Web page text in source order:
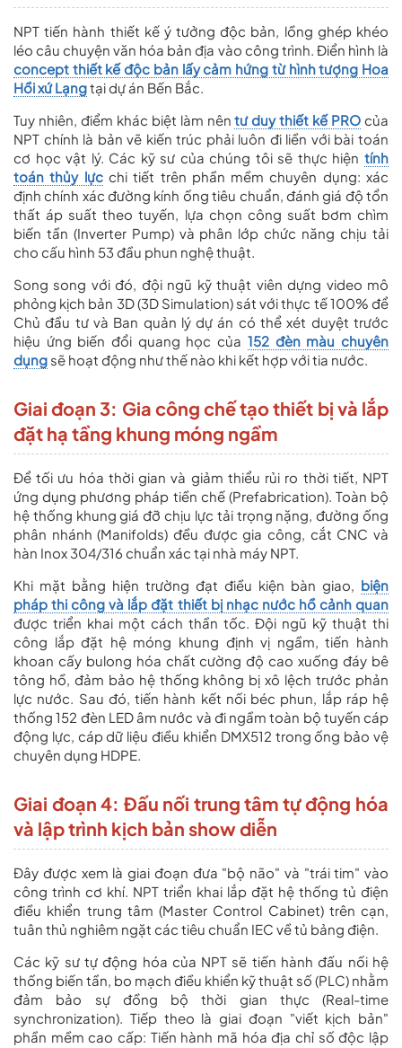
NPT tiến hành thiết kế ý tưởng độc bản, lồng ghép khéo
léo câu chuyện văn hóa bản địa vào công trình. Điển hình là
concept thiết kế độc bản lấy cảm hứng từ hình tượng Hoa
Hồi xứ Lạngtại dự án Bến Bắc.
Tuy nhiên, điểm khác biệt làm nêntư duy thiết kế PRO của
NPT chính là bản vẽ kiến trúc phải luôn đi liền với bài toán
cơ học vật lý. Các kỹ sư của chúng tôi sẽ thực hiện tính
toán thủy lựcchi tiết trên phần mềm chuyên dụng: xác
định chính xác đường kính ống tiêu chuẩn, đánh giá độ tổn
thất áp suất theo tuyến, lựa chọn công suất bơm chìm
biến tần (Inverter Pump) và phân lớp chức năng chịu tải
cho cấu hình 53 đầu phun nghệ thuật.
Song song với đó, đội ngũ kỹ thuật viên dựng video mô
phỏng kịch bản 3D (3D Simulation) sát với thực tế 100% để
Chủ đầu tư và Ban quản lý dự án có thể xét duyệt trước
hiệu ứng biến đổi quang học của 152 đèn màu chuyên
dụng sẽ hoạt động như thế nào khi kết hợp với tia nước.
Giai đoạn 3: Gia công chế tạo thiết bị và lắp
đặt hạ tầng khung móng ngầm
Để tối ưu hóa thời gian và giảm thiểu rủi ro thời tiết, NPT
ứng dụng phương pháp tiền chế (Prefabrication). Toàn bộ
hệ thống khung giá đỡ chịu lực tải trọng nặng, đường ống
phân nhánh (Manifolds) đều được gia công, cắt CNC và
hàn Inox 304/316 chuẩn xác tại nhà máy NPT.
Khi mặt bằng hiện trường đạt điều kiện bàn giao, biện
pháp thi công và lắp đặt thiết bị nhạc nước hồ cảnh quan
được triển khai một cách thần tốc. Đội ngũ kỹ thuật thi
công lắp đặt hệ móng khung định vị ngầm, tiến hành
khoan cấy bulong hóa chất cường độ cao xuống đáy bê
tông hồ, đảm bảo hệ thống không bị xô lệch trước phản
lực nước. Sau đó, tiến hành kết nối béc phun, lắp ráp hệ
thống 152 đèn LED âm nước và đi ngầm toàn bộ tuyến cáp
động lực, cáp dữ liệu điều khiển DMX512 trong ống bảo vệ
chuyên dụng HDPE.
Giai đoạn 4: Đấu nối trung tâm tự động hóa
và lập trình kịch bản show diễn
Đây được xem là giai đoạn đưa "bộ não" và "trái tim" vào
công trình cơ khí. NPT triển khai lắp đặt hệ thống tủ điện
điều khiển trung tâm (Master Control Cabinet) trên cạn,
tuân thủ nghiêm ngặt các tiêu chuẩn IEC về tủ bảng điện.
Các kỹ sư tự động hóa của NPT sẽ tiến hành đấu nối hệ
thống biến tần, bo mạch điều khiển kỹ thuật số (PLC) nhằm
đảm bảo sự đồng bộ thời gian thực (Real-time
synchronization). Tiếp theo là giai đoạn "viết kịch bản"
phần mềm cao cấp: Tiến hành mã hóa địa chỉ số độc lập